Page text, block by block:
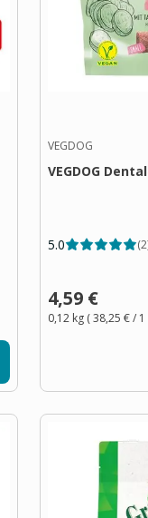
VEGDOG
VEGDOG
5.0 (2
4,59 €
0,12 kg (38,25 €/ 1